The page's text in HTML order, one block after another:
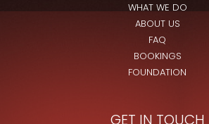
WHAT WE DO
ABOUT US
FAQ
BOOKINGS
FOUNDATION
GET IN TOUCH